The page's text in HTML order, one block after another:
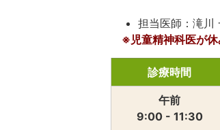
担当医師：滝川
※児童精神科医が
診療時間
午前
9:00 - 11:30